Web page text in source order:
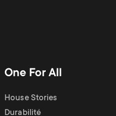
One For All
House Stories
Durabilité